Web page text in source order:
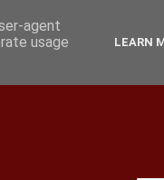
agent
usage
LEARN